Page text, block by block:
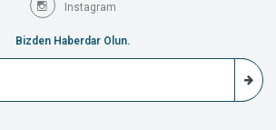
Instagram
Bizden Haberdar Olun.